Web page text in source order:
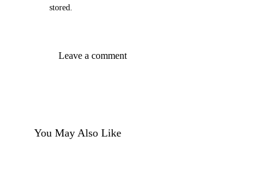
stored.
You May Also Like